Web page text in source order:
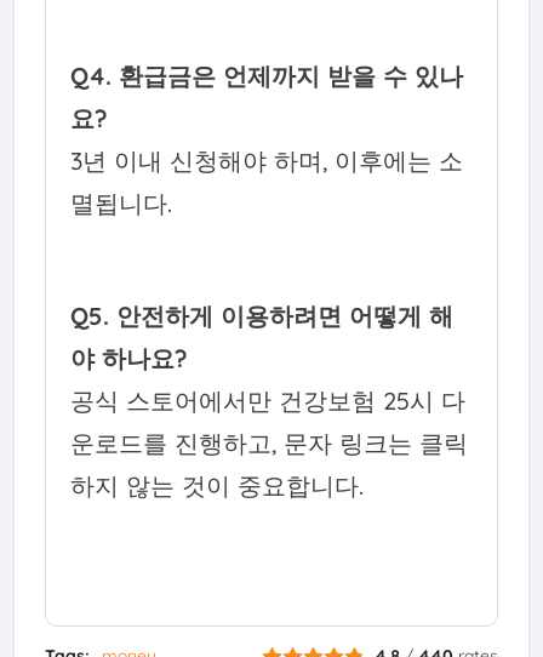
Q4. 환급금은 언제까지 받을 수 있나
요?
3년 이내 신청해야 하며, 이후에는 소
멸됩니다.
Q5. 안전하게 이용하려면 어떻게 해
야 하나요?
공식 스토어에서만 건강보험 25시 다
운로드를 진행하고, 문자 링크는 클릭
하지 않는 것이 중요합니다.